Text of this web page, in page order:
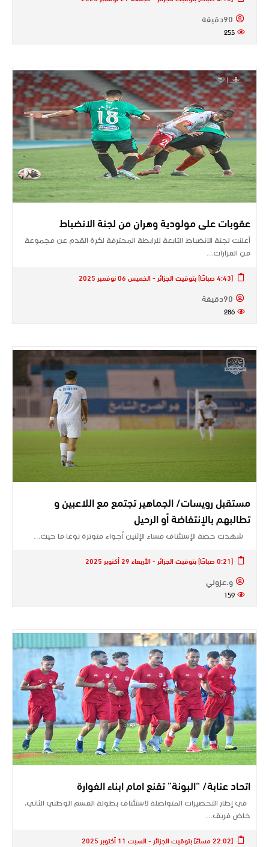
90دقيقة
255
عقوبات على مولودية وهران من لجنة الانضباط
أعلنت لجنة الانضباط التابعة للرابطة المحترفة لكرة القدم عن مجموعة
من القرارات…
[4:43 صباحًا] بتوقيت الجزائر - الخميس 06 نوفمبر 2025
90دقيقة
286
مستقبل رويسات/ الجماهير تجتمع مع اللاعبين و
تطالبهم بالإنتفاضة أو الرحيل
شهدت حصة الإستئناف مساء الإثنين أجواء متوترة نوعا ما حيث…
[0:21 صباحًا] بتوقيت الجزائر - الأربعاء 29 أكتوبر 2025
و.عزوني
159
اتحاد عنابة/ “البونة” تقنع امام ابناء الفوارة
في إطار التحضيرات المتواصلة لاستئناف بطولة القسم الوطني الثاني،
خاض فريق…
[22:02 مساءً] بتوقيت الجزائر - السبت 11 أكتوبر 2025